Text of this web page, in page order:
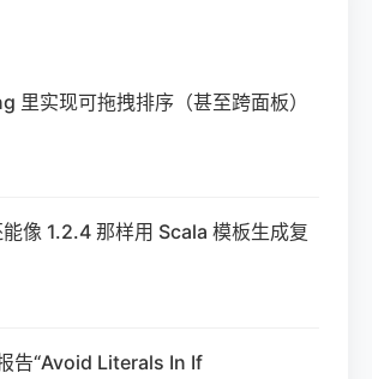
里实现可拖拽排序（甚至跨面板）
像 1.2.4 那样用 Scala 模板生成复
告“Avoid Literals In If